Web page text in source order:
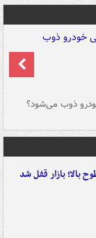
ذوب می‌شود؟
بازار قفل شد